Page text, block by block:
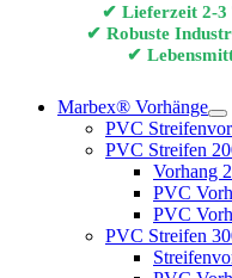
✔ Lieferzeit 2-3
✔ Robuste
✔
Marbex® Vorhänge
PVC
PVC Streifen
Vorhang
PVC
PVC
PVC Streifen